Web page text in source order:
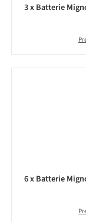
3 x Batterie
6 x Batterie